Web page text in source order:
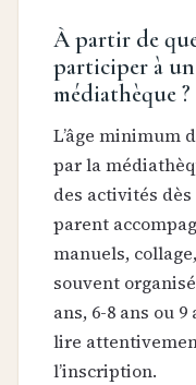
À partir de
participer à
médiathèque ?
L’âge minimum
par la
des activités
parent
manuels,
souvent
ans, 6-8 ans ou
lire
l’inscription.